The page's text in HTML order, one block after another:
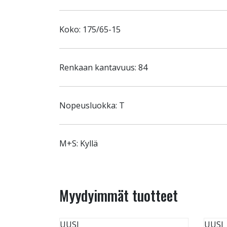
Koko: 175/65-15
Renkaan kantavuus: 84
Nopeusluokka: T
M+S: Kyllä
Myydyimmät tuotteet
UUSI UUSI